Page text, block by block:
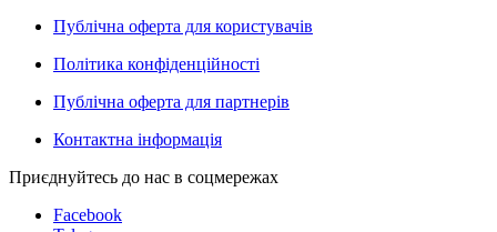
Публічна оферта для користувачів
Політика конфіденційності
Публічна оферта для партнерів
Контактна інформація
Приєднуйтесь до нас в соцмережах
Facebook